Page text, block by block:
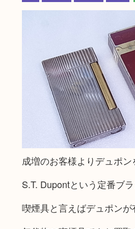
成増のお客様よりデュポン
S.T. Dupontという定番ブ
喫煙具と言えばデュポンが